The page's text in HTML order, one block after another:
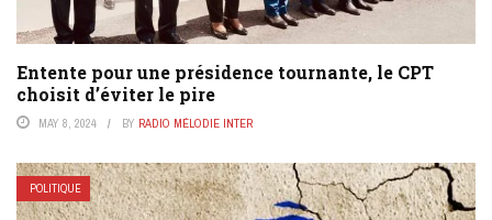
Entente pour une présidence tournante, le CPT
choisit d’éviter le pire
MAY 8, 2024 BY RADIO MÉLODIE INTER
POLITIQUE